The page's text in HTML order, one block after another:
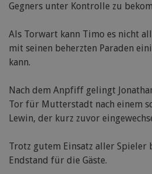
Gegners unter Kontrolle zu
Als Torwart kann Timo es nicht
mit seinen beherzten Paraden
kann.
Nach dem Anpfiff gelingt
Tor für Mutterstadt nach einem
Lewin, der kurz zuvor
Trotz gutem Einsatz aller Spieler
Endstand für die Gäste.